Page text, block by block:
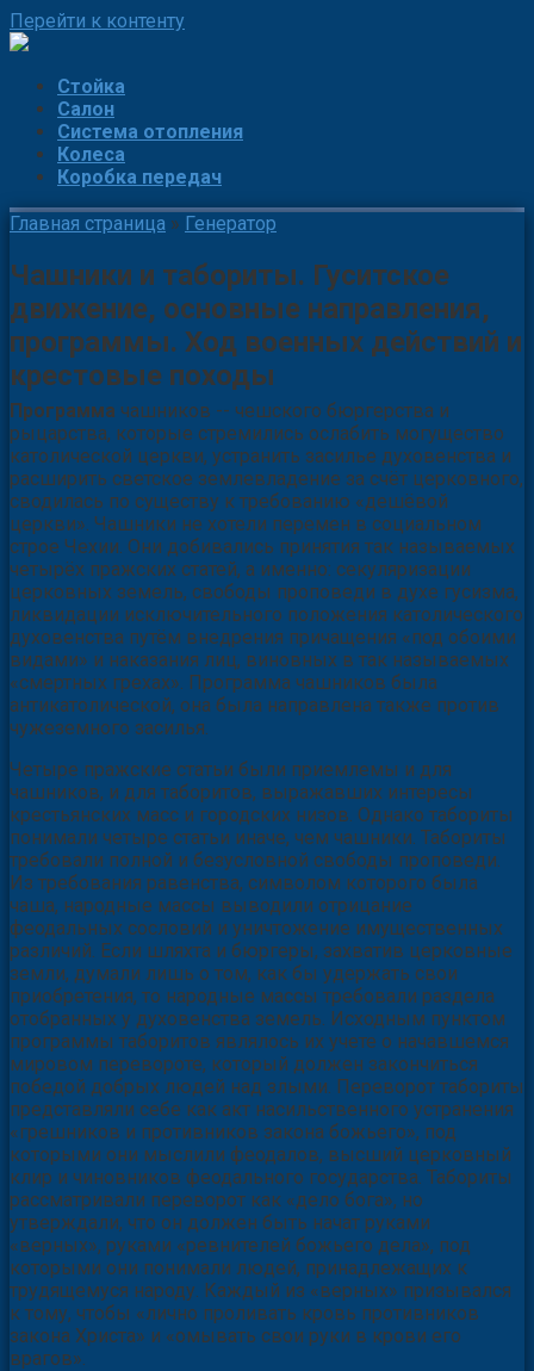
Перейти к контенту
Стойка
Салон
Система отопления
Колеса
Коробка передач
Главная страница » Генератор
Чашники и табориты. Гуситское
движение, основные направления,
программы. Ход военных действий и
крестовые походы
Программа чашников -- чешского бюргерства и
рыцарства, которые стремились ослабить могущество
католической церкви, устранить засилье духовенства и
расширить светское землевладение за счёт церковного,
сводилась по существу к требованию «дешёвой
церкви». Чашники не хотели перемен в социальном
строе Чехии. Они добивались принятия так называемых
четырёх пражских статей, а именно: секуляризации
церковных земель, свободы проповеди в духе гусизма,
ликвидации исключительного положения католического
духовенства путём внедрения причащения «под обоими
видами» и наказания лиц, виновных в так называемых
«смертных грехах». Программа чашников была
антикатолической, она была направлена также против
чужеземного засилья.
Четыре пражские статьи были приемлемы и для
чашников, и для таборитов, выражавших интересы
крестьянских масс и городских низов. Однако табориты
понимали четыре статьи иначе, чем чашники. Табориты
требовали полной и безусловной свободы проповеди.
Из требования равенства, символом которого была
чаша, народные массы выводили отрицание
феодальных сословий и уничтожение имущественных
различий. Если шляхта и бюргеры, захватив церковные
земли, думали лишь о том, как бы удержать свои
приобретения, то народные массы требовали раздела
отобранных у духовенства земель. Исходным пунктом
программы таборитов являлось их учете о начавшемся
мировом перевороте, который должен закончиться
победой добрых людей над злыми. Переворот табориты
представляли себе как акт насильственного устранения
«грешников и противников закона божьего», под
которыми они мыслили феодалов, высший церковный
клир и чиновников феодального государства. Табориты
рассматривали переворот как «дело бога», но
утверждали, что он должен быть начат руками
«верных», руками «ревнителей божьего дела», под
которыми они понимали людей, принадлежащих к
трудящемуся народу. Каждый из «верных» призывался
к тому, чтобы «лично проливать кровь противников
закона Христа» и «омывать свои руки в крови его
врагов».